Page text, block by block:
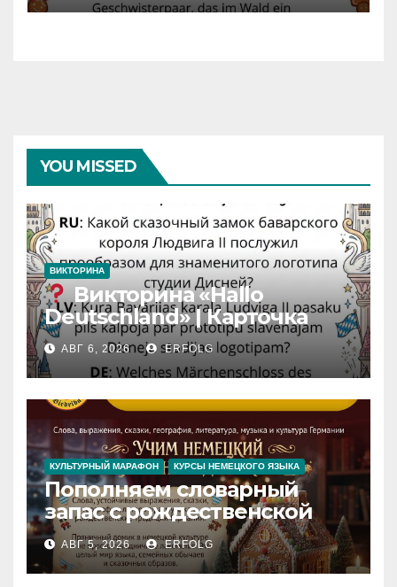
YOU MISSED
ВИКТОРИНА
Викторина «Hallo
Deutschland» | Карточка
№46
Замок вдохновения
Iedvesmas pils / Schloss der
Inspiration
АВГ 6, 2026 ERFOLG
КУЛЬТУРНЫЙ МАРАФОН КУРСЫ НЕМЕЦКОГО ЯЗЫКА
Пополняем словарный
запас с рождественской
сказкой! Учим немецкий
вместе с Lebkuchenhaus
АВГ 5, 2026 ERFOLG